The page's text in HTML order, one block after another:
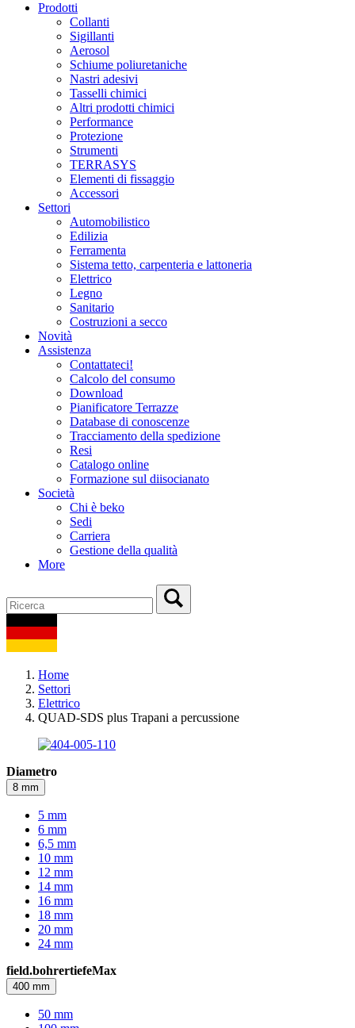
Prodotti
Collanti
Sigillanti
Aerosol
Schiume poliuretaniche
Nastri adesivi
Tasselli chimici
Altri prodotti chimici
Performance
Protezione
Strumenti
TERRASYS
Elementi di fissaggio
Accessori
Settori
Automobilistico
Edilizia
Ferramenta
Sistema tetto, carpenteria e lattoneria
Elettrico
Legno
Sanitario
Costruzioni a secco
Novità
Assistenza
Contattateci!
Calcolo del consumo
Download
Pianificatore Terrazze
Database di conoscenze
Tracciamento della spedizione
Resi
Catalogo online
Formazione sul diisocianato
Società
Chi è beko
Sedi
Carriera
Gestione della qualità
More
Home
Settori
Elettrico
QUAD-SDS plus Trapani a percussione
Diametro
8 mm
5 mm
6 mm
6,5 mm
10 mm
12 mm
14 mm
16 mm
18 mm
20 mm
24 mm
field.bohrertiefeMax
400 mm
50 mm